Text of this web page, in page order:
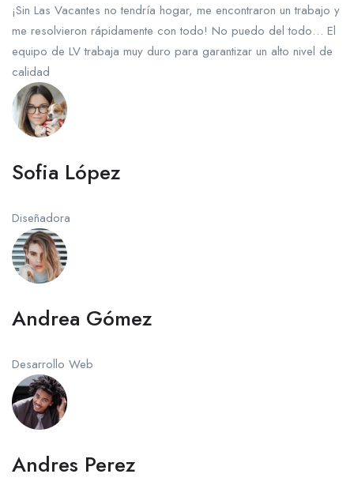
¡Sin Las Vacantes no tendría hogar, me encontraron un trabajo y
me resolvieron rápidamente con todo! No puedo del todo… El
equipo de LV trabaja muy duro para garantizar un alto nivel de
calidad
Sofia López
Diseñadora
Andrea Gómez
Desarrollo Web
Andres Perez